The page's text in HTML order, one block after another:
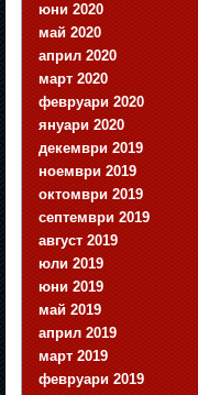
юни 2020
май 2020
април 2020
март 2020
февруари 2020
януари 2020
декември 2019
ноември 2019
октомври 2019
септември 2019
август 2019
юли 2019
юни 2019
май 2019
април 2019
март 2019
февруари 2019